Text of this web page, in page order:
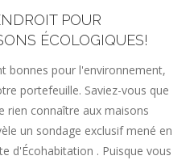
POUR
ÉCOLOGIQUES!
bonnes pour l'environnement,
portefeuille. Saviez-vous que
rien connaître aux maisons
un sondage exclusif mené en
d'Écohabitation . Puisque vous